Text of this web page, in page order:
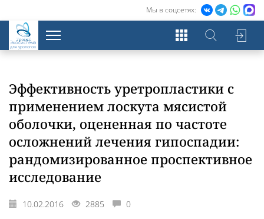
Мы в соцсетях:
Экосистема
для урологов
Эффективность уретропластики с
применением лоскута мясистой
оболочки, оцененная по частоте
осложнений лечения гипоспадии:
рандомизированное проспективное
исследование
10.02.2016 2885 0